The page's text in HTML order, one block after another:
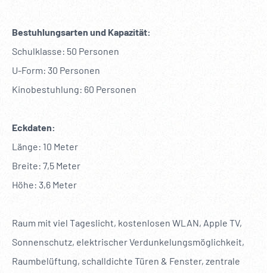
Bestuhlungsarten und Kapazität:
Schulklasse: 50 Personen
U-Form: 30 Personen
Kinobestuhlung: 60 Personen
Eckdaten:
Länge: 10 Meter
Breite: 7,5 Meter
Höhe: 3,6 Meter
Raum mit viel Tageslicht, kostenlosen WLAN, Apple TV,
Sonnenschutz, elektrischer Verdunkelungsmöglichkeit,
Raumbelüftung, schalldichte Türen & Fenster, zentrale